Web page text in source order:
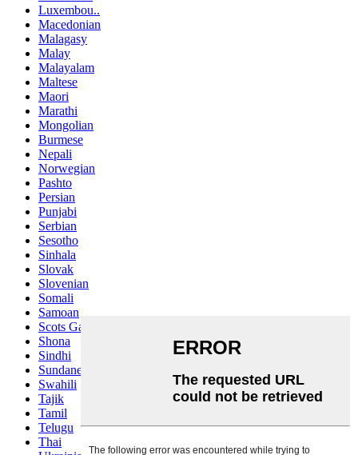
Luxembou..
Macedonian
Malagasy
Malay
Malayalam
Maltese
Maori
Marathi
Mongolian
Burmese
Nepali
Norwegian
Pashto
Persian
Punjabi
Serbian
Sesotho
Sinhala
Slovak
Slovenian
Somali
Samoan
Scots Gaelic
Shona
Sindhi
Sundanese
Swahili
Tajik
Tamil
Telugu
Thai